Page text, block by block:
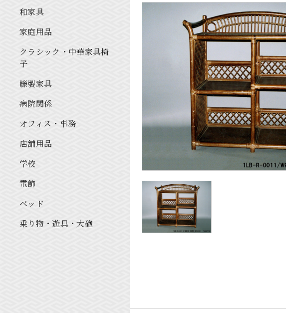
和家具
家庭用品
クラシック・中華家具椅
子
籐製家具
病院関係
オフィス・事務
店舗用品
学校
電飾
ベッド
乗り物・遊具・大砲